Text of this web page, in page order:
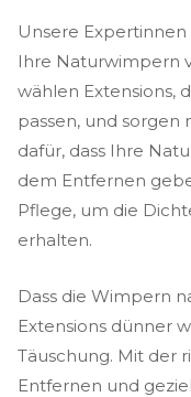
Unsere Expertinnen
Ihre Naturwimpern
wählen Extensions,
passen, und sorgen
dafür, dass Ihre
dem Entfernen
Pflege, um die
erhalten.
Dass die Wimpern
Extensions dünner
Täuschung. Mit der
Entfernen und